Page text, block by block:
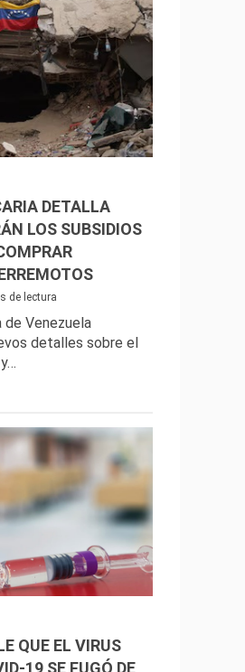
DETALLA
LOS SUBSIDIOS
de lectura
de Venezuela
detalles sobre el
QUE EL VIRUS